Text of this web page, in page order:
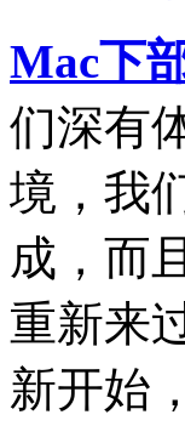
Mac下
们深有
境，我
成，而
重新来
新开始